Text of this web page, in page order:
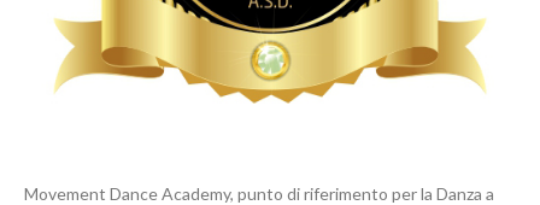
Movement Dance Academy, punto di riferimento per la Danza a